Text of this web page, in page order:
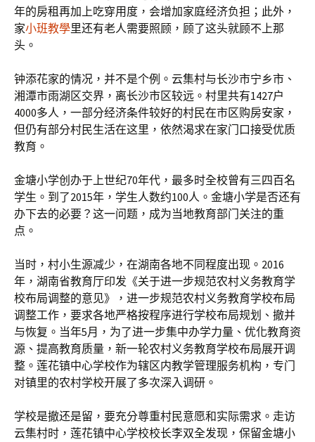
年的房租再加上吃穿用度，会增加家庭经济负担；此外，
家小班教學里还有老人需要照顾，顾了这头就顾不上那
头。
钟添花家的情况，并不是个例。云集村与长沙市宁乡市、
湘潭市雨湖区交界，离长沙市区较远。村里共有1427户
4000多人，一部分经济条件较好的村民在市区购房安家，
但仍有部分村民生活在这里，依然渴求在家门口接受优质
教育。
金塘小学创办于上世纪70年代，最多时全校曾有三四百名
学生。到了2015年，学生人数约100人。金塘小学是否还有
办下去的必要？这一问题，成为当地教育部门关注的重
点。
当时，村小生源减少，在湖南各地不同程度出现。2016
年，湖南省教育厅印发《关于进一步规范农村义务教育学
校布局调整的意见》，进一步规范农村义务教育学校布局
调整工作，要求各地严格按程序进行学校布局规划、撤并
与恢复。当年5月，为了进一步集中办学力量、优化教育资
源、提高教育质量，新一轮农村义务教育学校布局展开调
整。莲花镇中心学校作为辖区内教学管理服务机构，专门
对镇里的农村学校开展了多次深入调研。
学校是撤还是留，要充分尊重村民意愿和实际需求。走访
云集村时，莲花镇中心学校校长李双全发现，保留金塘小